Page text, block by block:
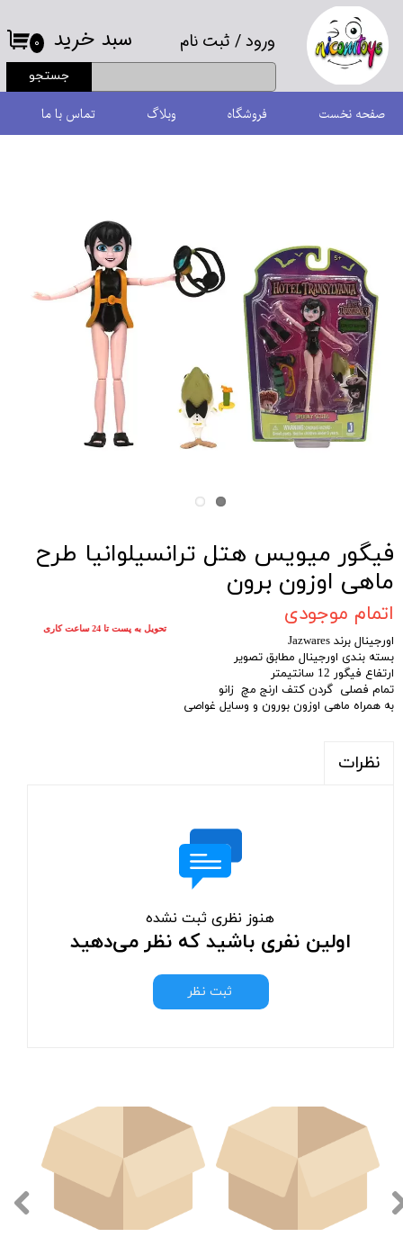
ورود/ ثبت نام
حساب کاربری من
تغییر گذر واژه
سفارشات
جستجو
۰ سبد خرید
صفحه نخست فروشگاه وبلاگ تماس با ما
فیگور میویس هتل ترانسیلوانیا طرح
ماهی اوزون برون
اتمام موجودی
اورجینال برند Jazwares
بسته بندی اورجینال مطابق تصویر
ارتفاع فیگور 12 سانتیمتر
تمام فصلی گردن کتف ارنج مچ زانو
به همراه ماهی اوزون بورون و وسایل غواصی
نظرات
هنوز نظری ثبت نشده
اولین نفری باشید که نظر می‌دهید
ثبت نظر
تحویل به پست تا 24 ساعت کاری